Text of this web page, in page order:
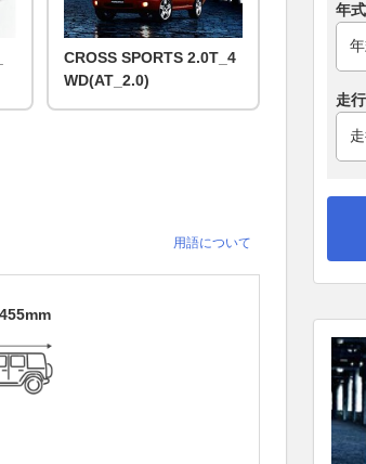
CROSS SPORTS 2.0T_4
WD(AT_2.0)
用語について
年式
走